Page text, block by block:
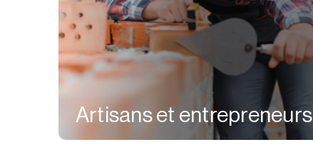
Artisans et entrepreneurs